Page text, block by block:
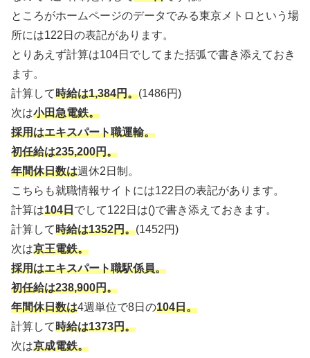
ところがホームページのデータでみる東京メトロという場
所には122日の表記があります。
とりあえず計算は104日でしてまた括弧で書き添えておき
ます。
計算して時給は1,384円。(1486円)
次は小田急電鉄。
採用はエキスパート職運輸。
初任給は235,200円。
年間休日数は週休2日制。
こちらも就職情報サイトには122日の表記があります。
計算は104日でして122日は()で書き添えておきます。
計算して時給は1352円。(1452円)
次は京王電鉄。
採用はエキスパート職駅係員。
初任給は238,900円。
年間休日数は4週単位で8日の104日。
計算して時給は1373円。
次は京成電鉄。